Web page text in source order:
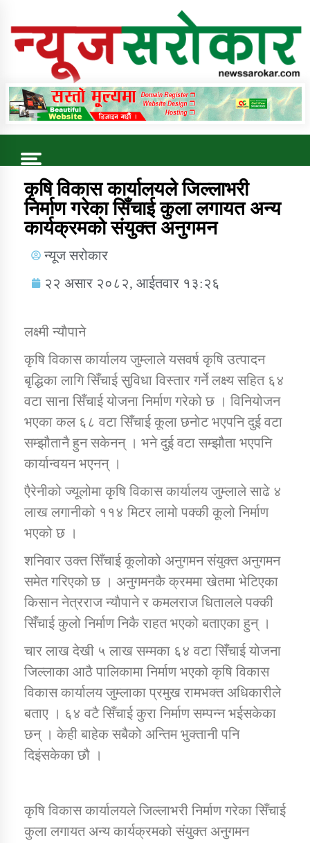
Online News Portal
Trending Now
कुषि बिकास कार्यालय जुम्ला सुचना सन्देश
डिभिजन कार्यालय जुम्लाको सुचना सन्देश
कर्णाली प्रविधि शिक्षालय जुम्लाको सुचना
सामाजिक बिकास कार्यालय जुम्लाकाे सुचना
कार्यक्रम कार्यान्वयन एकाई जुम्लाको सुचना
कर्णाली प्राविधि शिक्षालय जुम्लाको सुचना
कृषि विकास कार्यालयले जिल्लाभरी
निर्माण गरेका सिँचाई कुला लगायत अन्य
कार्यक्रमको संयुक्त अनुगमन
न्यूज सरोकार
२२ असार २०८२, आईतवार १३:२६
लक्ष्मी न्याैपाने
कृषि विकास कार्यालय जुम्लाले यसवर्ष कृषि उत्पादन
बृद्धिका लागि सिँचाई सुविधा विस्तार गर्ने लक्ष्य सहित ६४
वटा साना सिँचाई योजना निर्माण गरेको छ । विनियोजन
भएका कल ६८ वटा सिँचाई कूला छनाेट भएपनि दुई वटा
सम्झौतानै हुन सकेनन् । भने दुई वटा सम्झौता भएपनि
कार्यान्वयन भएनन् ।
एैरेनीको ज्यूलोमा कृषि विकास कार्यालय जुम्लाले साढे ४
लाख लगानीको ११४ मिटर लामो पक्की कूलो निर्माण
भएको छ ।
शनिवार उक्त सिँचाई कूलोको अनुगमन संयुक्त अनुगमन
समेत गरिएको छ । अनुगमनकै क्रममा खेतमा भेटिएका
किसान नेत्रराज न्याैपाने र कमलराज धितालले पक्की
सिँचाई कुलो निर्माण निकै राहत भएको बताएका हुन् ।
चार लाख देखी ५ लाख सम्मका ६४ वटा सिँचाई योजना
जिल्लाका आठै पालिकामा निर्माण भएको कृषि विकास
विकास कार्यालय जुम्लाका प्रमुख रामभक्त अधिकारीले
बताए । ६४ वटै सिँचाई कुरा निर्माण सम्पन्न भईसकेका
छन् । केही बाहेक सबैको अन्तिम भुक्तानी पनि
दिइंसकेका छौ ।
कृषि विकास कार्यालयले जिल्लाभरी निर्माण गरेका सिँचाई
कुला लगायत अन्य कार्यक्रमको संयुक्त अनुगमन